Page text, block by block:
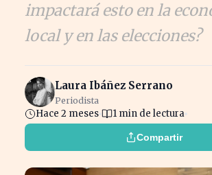
impactará esto en la
local y en las elecciones?
Laura Ibáñez Serrano
Periodista
Hace 2 meses 1 min de lectura
Compartir